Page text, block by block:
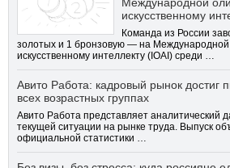
Международной
искусственному
Команда из России
золотых и 1 бронзовую — на
искусственному интеллекту (IOAI) среди …
Авито Работа: кадровый рынок достиг
всех возрастных группах
Авито Работа представляет аналитический
текущей ситуации на рынке труда. Выпуск
официальной статистики …